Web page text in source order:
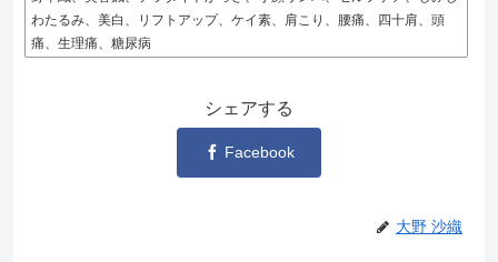
わたるみ、美白、リフトアップ、ケイ素、肩こり、腰痛、四十肩、頭
痛、生理痛、糖尿病
シェアする
Facebook
大野 沙織